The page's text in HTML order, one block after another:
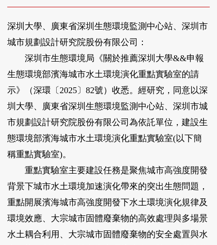
深圳大學、廣東省深圳生態環境監測中心站、深圳市
城市規劃設計研究院股份有限公司：
深圳市生態環境局《關於推薦深圳大學&&申報
生態環境部濱海城市水土環境演化重點實驗室的請
示》（深環〔2025〕82號）收悉。經研究，同意以深
圳大學、廣東省深圳生態環境監測中心站、深圳市城
市規劃設計研究院股份有限公司為依託單位，建設生
態環境部濱海城市水土環境演化重點實驗室(以下簡
稱重點實驗室)。
重點實驗室主要建設任務是聚焦城市高強度開發
背景下城市水土環境加速演化帶來的突出生態問題，
重點開展濱海城市高強度開發下水土環境演化規律及
環境效應、大宗城市固體廢棄物的高效處理與多場景
水土耦合利用、大宗城市固體廢棄物的安全處置與水